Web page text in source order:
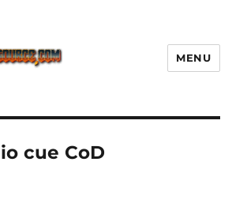
Game Ini Pasti
MENU
cue CoD